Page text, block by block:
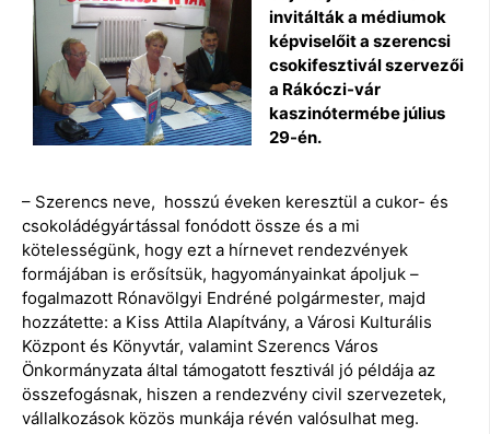
invitálták a médiumok
képviselőit a szerencsi
csokifesztivál szervezői
a Rákóczi-vár
kaszinótermébe július
29-én.
– Szerencs neve, hosszú éveken keresztül a cukor- és
csokoládégyártással fonódott össze és a mi
kötelességünk, hogy ezt a hírnevet rendezvények
formájában is erősítsük, hagyományainkat ápoljuk –
fogalmazott Rónavölgyi Endréné polgármester, majd
hozzátette: a Kiss Attila Alapítvány, a Városi Kulturális
Központ és Könyvtár, valamint Szerencs Város
Önkormányzata által támogatott fesztivál jó példája az
összefogásnak, hiszen a rendezvény civil szervezetek,
vállalkozások közös munkája révén valósulhat meg.